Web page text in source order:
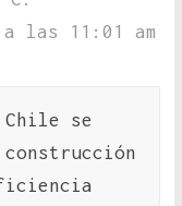
las 11:01 am
Chile se